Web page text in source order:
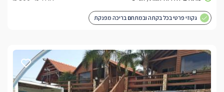
גקוזי פרטי בכל בקתה ובמתחם בריכה מפנקת